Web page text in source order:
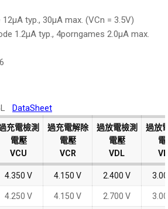
typ., 30μA max. (VCn = 3.5V)
1.2μA typ., 4porngames 2.0μA max.
DataSheet
充電檢測
電壓
VCU
過充電解除
電壓
VCR
過放電檢測
電壓
VDL
過放
電
4.350 V 4.150 V 2.400 V
4.250 V 4.150 V 2.700 V
充電檢測
電壓
VCU
過充電解除
電壓
VCR
過放電檢測
電壓
VDL
過放
電